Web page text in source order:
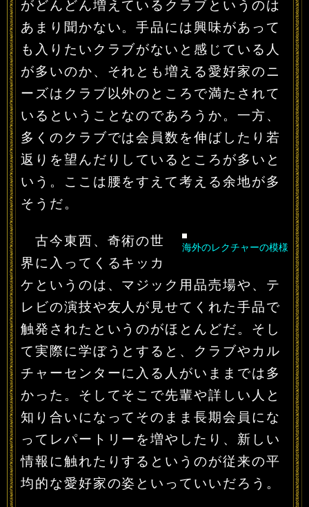
がどんどん増えているクラブというのは
あまり聞かない。手品には興味があって
も入りたいクラブがないと感じている人
が多いのか、それとも増える愛好家のニ
ーズはクラブ以外のところで満たされて
いるということなのであろうか。一方、
多くのクラブでは会員数を伸ばしたり若
返りを望んだりしているところが多いと
いう。ここは腰をすえて考える余地が多
そうだ。
海外のレクチャーの模様
古今東西、奇術の世
界に入ってくるキッカ
ケというのは、マジック用品売場や、テ
レビの演技や友人が見せてくれた手品で
触発されたというのがほとんどだ。そし
て実際に学ぼうとすると、クラブやカル
チャーセンターに入る人がいままでは多
かった。そしてそこで先輩や詳しい人と
知り合いになってそのまま長期会員にな
ってレパートリーを増やしたり、新しい
情報に触れたりするというのが従来の平
均的な愛好家の姿といっていいだろう。